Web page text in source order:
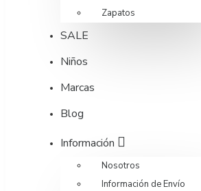
Zapatos
SALE
Niños
Marcas
Blog
Información
Nosotros
Información de Envío